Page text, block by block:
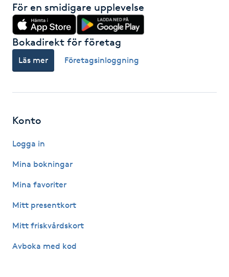
Käkledsbehandling
Kärlbehandling
Lashlift Keratin
LED-ljusterapi
LPG
För en smidigare upplevelse
Bokadirekt för företag
Läs mer Företagsinloggning
Konto
Logga in
Mina bokningar
Mina favoriter
Mitt presentkort
Mitt friskvårdskort
Avboka med kod